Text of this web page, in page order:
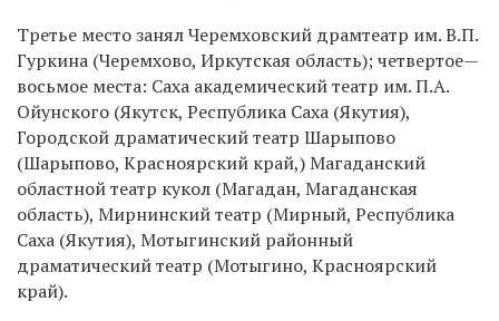
Третье место занял Черемховский драмтеатр им. В.П.
Гуркина (Черемхово, Иркутская область); четвертое—
восьмое места: Саха академический театр им. П.А.
Ойунского (Якутск, Республика Саха (Якутия),
Городской драматический театр Шарыпово
(Шарыпово, Красноярский край,) Магаданский
областной театр кукол (Магадан, Магаданская
область), Мирнинский театр (Мирный, Республика
Саха (Якутия), Мотыгинский районный
драматический театр (Мотыгино, Красноярский
край).